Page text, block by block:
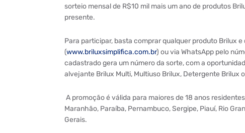
sorteio mensal de R$10 mil mais um ano de produtos
presente.
Para participar, basta comprar qualquer produto Brilux
(www.briluxsimplifica.com.br) ou via WhatsApp pelo
cadastrado gera um número da sorte, com a
alvejante Brilux Multi, Multiuso Brilux, Detergente Brilux
A promoção é válida para maiores de 18 anos
Maranhão, Paraíba, Pernambuco, Sergipe, Piauí, Rio
Gerais.